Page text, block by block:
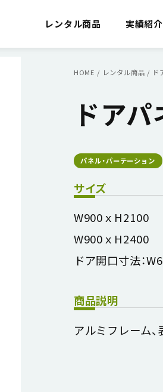
レンタル商品 実績紹介
HOME / レンタル商品 / ド
ドア
パネル・パーテーション
サイズ
W900ｘH2100
W900ｘH2400
ドア開口寸法：
商品説明
アルミフレーム